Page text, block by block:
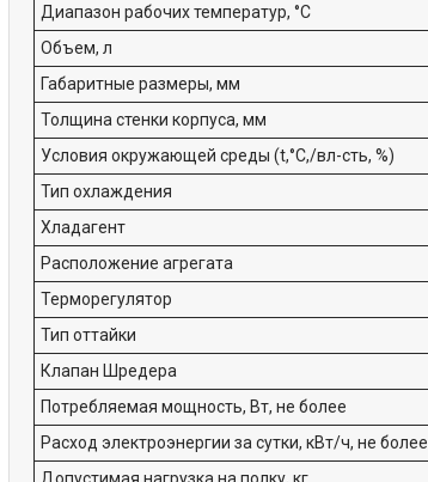
Диапазон рабочих температур, °C
Объем, л
Габаритные размеры, мм
Толщина стенки корпуса, мм
Условия окружающей среды (t,°C,/вл-сть, %)
Тип охлаждения
Хладагент
Расположение агрегата
Терморегулятор
Тип оттайки
Клапан Шредера
Потребляемая мощность, Вт, не более
Расход электроэнергии за сутки, кВт/ч, не более
Допустимая нагрузка на полку, кг